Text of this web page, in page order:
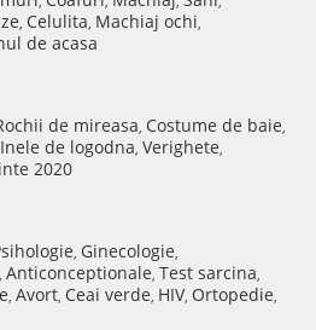
, Celulita, Machiaj ochi,
de acasa
de mireasa, Costume de baie,
Inele de logodna, Verighete,
2020
, Ginecologie,
, Anticonceptionale, Test sarcina,
, Avort, Ceai verde, HIV, Ortopedie,